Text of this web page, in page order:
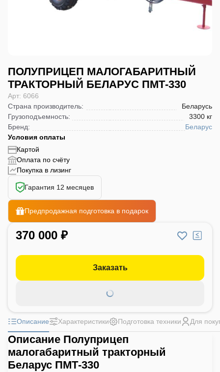
ПОЛУПРИЦЕП МАЛОГАБАРИТНЫЙ
ТРАКТОРНЫЙ БЕЛАРУС ПМТ-330
Арт: 6066
Страна производитель:
Беларусь
Грузоподъемность:
3300 кг
Бренд:
Беларус
Условия оплаты
Картой
Оплата по счёту
Покупка в лизинг
Гарантия 12 месяцев
Предпродажная подготовка в подарок
370 000 ₽
Заказать
Описание Характеристики Подготовка техники Для
Описание Полуприцеп
малогабаритный тракторный
Беларус ПМТ-330